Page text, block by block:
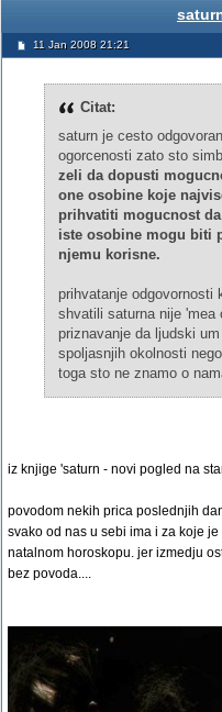
11 Jan 2008 21:21
Citat:
saturn je cesto
ogorcenosti zato sto
zeli da dopusti
one osobine koje
prihvatiti mogucnost
iste osobine mogu biti
njemu korisne.
prihvatanje odgovornosti
shvatili saturna nije 'mea
priznavanje da ljudski
spoljasnjih okolnosti
toga sto ne znamo o
iz knjige 'saturn - novi pogled na
povodom nekih prica poslednjih
svako od nas u sebi ima i za koje
natalnom horoskopu. jer izmedju
bez povoda....